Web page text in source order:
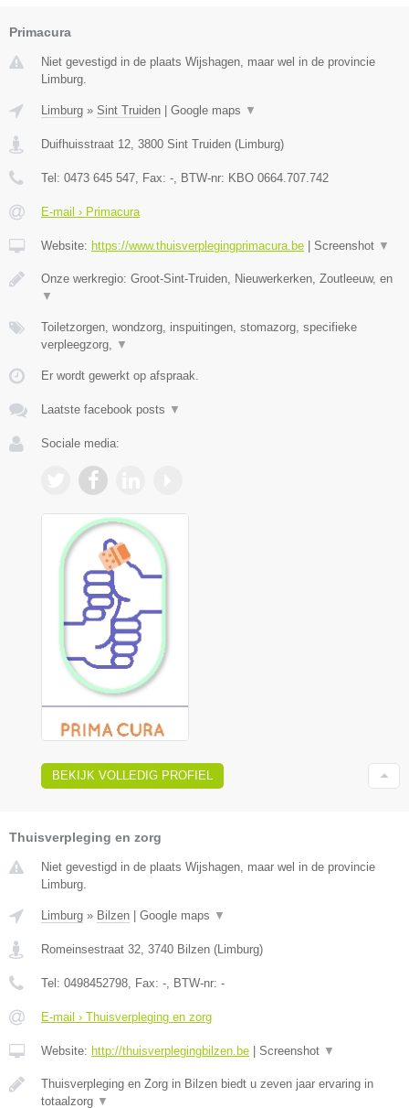
Primacura
Niet gevestigd in de plaats Wijshagen, maar wel in de provincie
Limburg.
Limburg » Sint Truiden Google maps ▼
Duifhuisstraat 12, 3800 Sint Truiden (Limburg)
Tel: 0473 645 547, Fax: -, BTW-nr: KBO 0664.707.742
E-mail › Primacura
Website: https://www.thuisverplegingprimacura.be Screenshot ▼
Onze werkregio: Groot-Sint-Truiden, Nieuwerkerken, Zoutleeuw, en
▼
Toiletzorgen, wondzorg, inspuitingen, stomazorg, specifieke
verpleegzorg, ▼
Er wordt gewerkt op afspraak.
Laatste facebook posts ▼
Sociale media:
BEKIJK VOLLEDIG PROFIEL
Thuisverpleging en zorg
Niet gevestigd in de plaats Wijshagen, maar wel in de provincie
Limburg.
Limburg » Bilzen Google maps ▼
Romeinsestraat 32, 3740 Bilzen (Limburg)
Tel: 0498452798, Fax: -, BTW-nr: -
E-mail › Thuisverpleging en zorg
Website: http://thuisverplegingbilzen.be Screenshot ▼
Thuisverpleging en Zorg in Bilzen biedt u zeven jaar ervaring in
totaalzorg ▼